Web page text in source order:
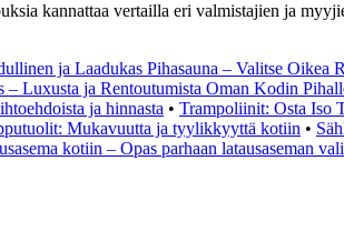
kannattaa vertailla eri valmistajien ja
ja Laadukas Pihasauna – Valitse Oikea
– Luxusta ja Rentoutumista Oman Kodin
ja hinnasta • Trampoliinit: Osta Iso
Mukavuutta ja tyylikkyyttä kotiin •
kotiin – Opas parhaan latausaseman